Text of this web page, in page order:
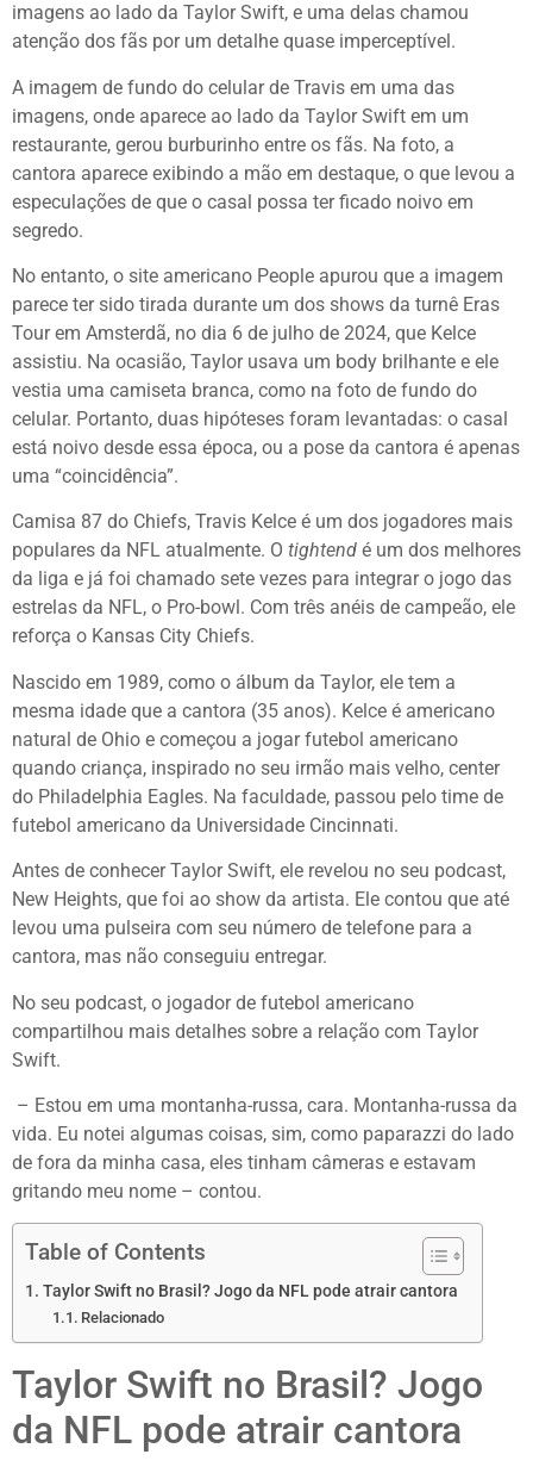
imagens ao lado da Taylor Swift, e uma delas chamou
atenção dos fãs por um detalhe quase imperceptível.
A imagem de fundo do celular de Travis em uma das
imagens, onde aparece ao lado da Taylor Swift em um
restaurante, gerou burburinho entre os fãs. Na foto, a
cantora aparece exibindo a mão em destaque, o que levou a
especulações de que o casal possa ter ficado noivo em
segredo.
No entanto, o site americano People apurou que a imagem
parece ter sido tirada durante um dos shows da turnê Eras
Tour em Amsterdã, no dia 6 de julho de 2024, que Kelce
assistiu. Na ocasião, Taylor usava um body brilhante e ele
vestia uma camiseta branca, como na foto de fundo do
celular. Portanto, duas hipóteses foram levantadas: o casal
está noivo desde essa época, ou a pose da cantora é apenas
uma “coincidência”.
Camisa 87 do Chiefs, Travis Kelce é um dos jogadores mais
populares da NFL atualmente. O tightend é um dos melhores
da liga e já foi chamado sete vezes para integrar o jogo das
estrelas da NFL, o Pro-bowl. Com três anéis de campeão, ele
reforça o Kansas City Chiefs.
Nascido em 1989, como o álbum da Taylor, ele tem a
mesma idade que a cantora (35 anos). Kelce é americano
natural de Ohio e começou a jogar futebol americano
quando criança, inspirado no seu irmão mais velho, center
do Philadelphia Eagles. Na faculdade, passou pelo time de
futebol americano da Universidade Cincinnati.
Antes de conhecer Taylor Swift, ele revelou no seu podcast,
New Heights, que foi ao show da artista. Ele contou que até
levou uma pulseira com seu número de telefone para a
cantora, mas não conseguiu entregar.
No seu podcast, o jogador de futebol americano
compartilhou mais detalhes sobre a relação com Taylor
Swift.
– Estou em uma montanha-russa, cara. Montanha-russa da
vida. Eu notei algumas coisas, sim, como paparazzi do lado
de fora da minha casa, eles tinham câmeras e estavam
gritando meu nome – contou.
Table of Contents
Taylor Swift no Brasil? Jogo da NFL pode atrair cantora
Relacionado
Taylor Swift no Brasil? Jogo
da NFL pode atrair cantora